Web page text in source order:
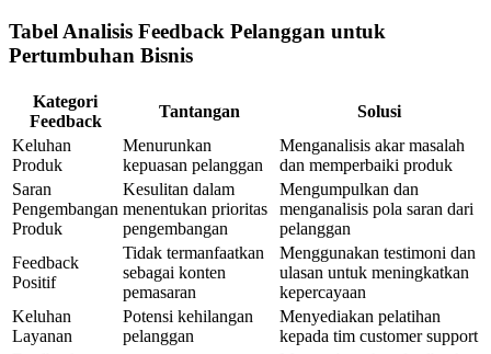
Tabel Analisis Feedback Pelanggan untuk
Pertumbuhan Bisnis
Kategori
Feedback
Tantangan
Solusi
Keluhan
Produk
Menurunkan
kepuasan pelanggan
Menganalisis akar masalah
dan memperbaiki produk
Saran
Pengembangan
Produk
Kesulitan dalam
menentukan prioritas
pengembangan
Mengumpulkan dan
menganalisis pola saran dari
pelanggan
Feedback
Positif
Tidak termanfaatkan
sebagai konten
pemasaran
Menggunakan testimoni dan
ulasan untuk meningkatkan
kepercayaan
Keluhan
Layanan
Potensi kehilangan
pelanggan
Menyediakan pelatihan
kepada tim customer support